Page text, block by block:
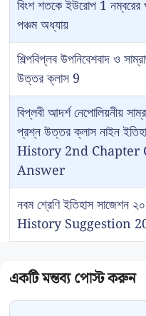
বিংশ শতকে ইউরোপ 1
পঞ্চম অধ্যায়
শিল্পবিপ্লব উপনিবেশবাদ ও
উত্তর ক্লাস 9
বিপ্লবী আদর্শ নেপোলিয়নীয়
প্রশ্ন উত্তর ক্লাস নাইন
History 2nd Chapter
Answer
নবম শ্রেণি ইতিহাস
History Suggestion
Comment